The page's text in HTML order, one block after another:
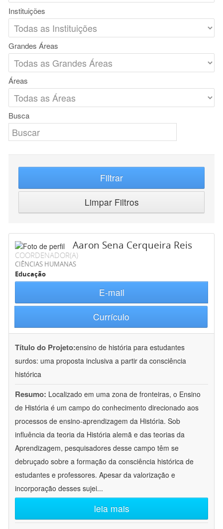
Instituições
Grandes Áreas
Áreas
Busca
Filtrar
Limpar Filtros
Aaron Sena Cerqueira Reis
COORDENADOR(A)
CIÊNCIAS HUMANAS
Educação
E-mail
Currículo
Título do Projeto:ensino de história para estudantes
surdos: uma proposta inclusiva a partir da consciência
histórica
Resumo: Localizado em uma zona de fronteiras, o Ensino
de História é um campo do conhecimento direcionado aos
processos de ensino-aprendizagem da História. Sob
influência da teoria da História alemã e das teorias da
Aprendizagem, pesquisadores desse campo têm se
debruçado sobre a formação da consciência histórica de
estudantes e professores. Apesar da valorização e
incorporação desses sujei...
leia mais